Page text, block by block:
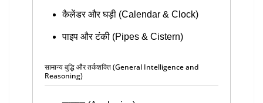
कैलेंडर और घड़ी (Calendar & Clock)
पाइप और टंकी (Pipes & Cistern)
सामान्य बुद्धि और तर्कशक्ति (General Intelligence and
Reasoning)